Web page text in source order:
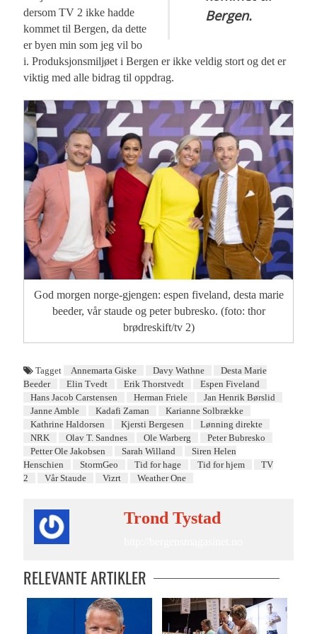
Bergen.
dersom TV 2 ikke hadde
kommet til Bergen, da dette
er byen min som jeg vil bo
i. Produksjonsmiljøet i Bergen er ikke veldig stort og det er
viktig med alle bidrag til oppdrag.
God morgen norge-gjengen: espen fiveland, desta marie
beeder, vår staude og peter bubresko. (foto: thor
brødreskift/tv 2)
Tagget Annemarta Giske Davy Wathne
Desta Marie
Beeder
Elin Tvedt Erik Thorstvedt
Espen Fiveland
Hans Jacob Carstensen
Herman Friele
Jan Henrik Børslid
Janne Amble
Kadafi Zaman
Karianne Solbrække
Kathrine Haldorsen
Kjersti Bergesen
Lønning direkte
NRK
Olav T. Sandnes Ole Warberg
Peter Bubresko
Petter Ole Jakobsen
Sarah Willand
Siren Helen
Henschien
StormGeo Tid for hage Tid for hjem
TV
2
Vår Staude Vizrt Weather One
Trond Tystad
RELEVANTE ARTIKLER